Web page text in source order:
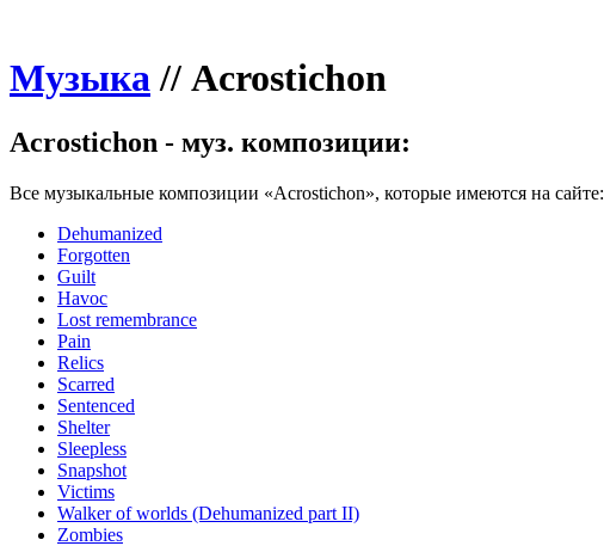
Музыка// Acrostichon
Acrostichon - муз. композиции:
Все музыкальные композиции «Acrostichon», которые имеются на сайте:
Dehumanized
Forgotten
Guilt
Havoc
Lost remembrance
Pain
Relics
Scarred
Sentenced
Shelter
Sleepless
Snapshot
Victims
Walker of worlds (Dehumanized part II)
Zombies